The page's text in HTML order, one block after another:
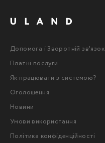
Допомога і Зворотній зв'язок
Платні послуги
Як працювати з системою?
Оголошення
Новини
Умови використання
Політика конфіденційності